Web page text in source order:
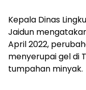
Kepala Dinas
Jaidun
April 2022,
menyerupai gel di
tumpahan minyak.